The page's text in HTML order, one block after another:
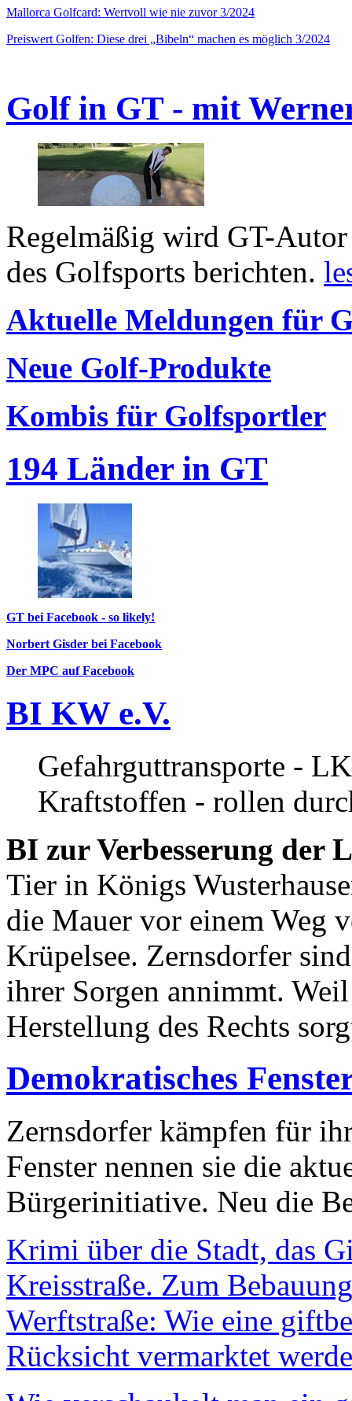
Mallorca Golfcard: Wertvoll wie nie zuvor 3/2024
Preiswert Golfen: Diese drei „Bibeln“ machen es möglich 3/2024
Golf in GT - mit
Regelmäßig wird GT-
des Golfsports berichten.
Aktuelle Meldungen für
Neue Golf-Produkte
Kombis für Golfsportler
194 Länder in GT
GT bei Facebook - so likely!
Norbert Gisder bei Facebook
Der MPC auf Facebook
BI KW e.V.
Gefahrguttransporte -
Kraftstoffen - rollen
BI zur Verbesserung der
Tier in Königs
die Mauer vor einem Weg
Krüpelsee. Zernsdorfer
ihrer Sorgen annimmt.
Herstellung des Rechts
Demokratisches
Zernsdorfer kämpfen für
Fenster nennen sie die
Bürgerinitiative. Neu die
Krimi über die Stadt, das
Kreisstraße. Zum
Werftstraße: Wie eine
Rücksicht vermarktet